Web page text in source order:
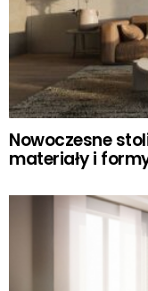
Nowoczesne
materiały i